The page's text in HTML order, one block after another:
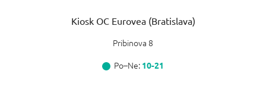
Kiosk OC Eurovea (Bratislava)
Pribinova 8
Po–Ne: 10-21